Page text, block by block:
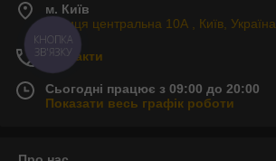
м. Київ
Вулиця центральна 10А , Київ, Україна
Контакти
Сьогодні працює з 09:00 до 20:00
Показати весь графік роботи
КНОПКА
ЗВ'ЯЗКУ